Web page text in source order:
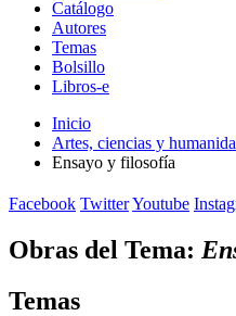
Catálogo
Autores
Temas
Bolsillo
Libros-e
Inicio
Artes, ciencias y
Ensayo y filosofía
Facebook TwitterYoutube
Obras del Tema:
Temas